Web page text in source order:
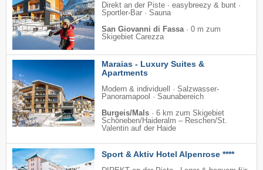
Direkt an der Piste · easybreezy & bunt ·
Sportler-Bar · Sauna
San Giovanni di Fassa· 0 m zum
Skigebiet Carezza
Maraias - Luxury Suites &
Apartments
Modern & individuell · Salzwasser-
Panoramapool · Saunabereich
Burgeis/Mals · 6 km zum Skigebiet
Schöneben/​Haideralm – Reschen/​St.
Valentin auf der Haide
Sport & Aktiv Hotel Alpenrose ****